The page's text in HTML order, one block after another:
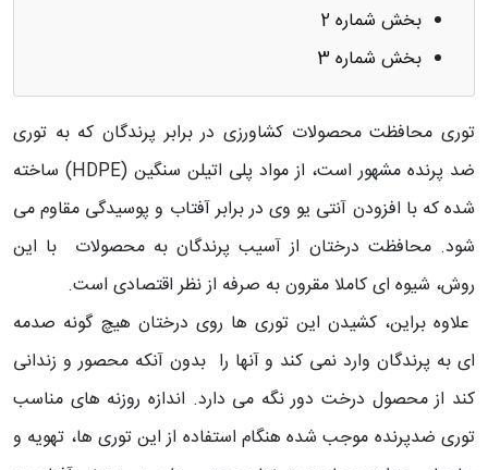
بخش شماره 2
بخش شماره 3
توری محافظت محصولات کشاورزی در برابر پرندگان که به توری
ضد پرنده مشهور است، از مواد پلی اتیلن سنگین (HDPE) ساخته
شده که با افزودن آنتی یو وی در برابر آفتاب و پوسیدگی مقاوم می
شود. محافظت درختان از آسیب پرندگان به محصولات با این
روش، شیوه ای کاملا مقرون به صرفه از نظر اقتصادی است.
علاوه براین، کشیدن این توری ها روی درختان هیچ گونه صدمه
ای به پرندگان وارد نمی کند و آنها را بدون آنکه محصور و زندانی
کند از محصول درخت دور نگه می دارد. اندازه روزنه های مناسب
توری ضدپرنده موجب شده هنگام استفاده از این توری ها، تهویه و